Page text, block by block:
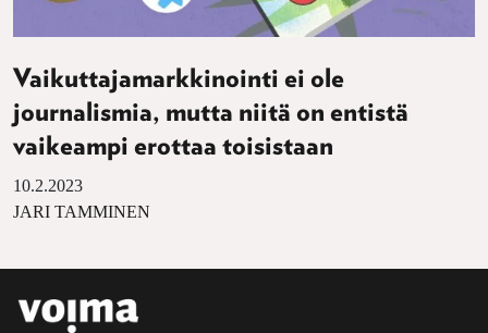
Vaikuttajamarkkinointi ei ole
journalismia, mutta niitä on entistä
vaikeampi erottaa toisistaan
10.2.2023
JARI TAMMINEN